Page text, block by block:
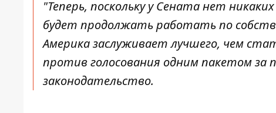
"Теперь, поскольку у Сената нет
будет продолжать работать по
Америка заслуживает лучшего, чем
против голосования одним пакетом за
законодательство.